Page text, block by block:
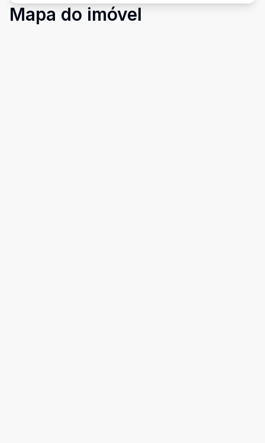
Mapa do imóvel